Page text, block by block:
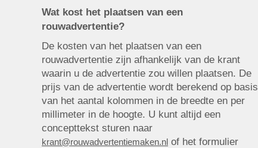
Wat kost het plaatsen van een
rouwadvertentie?
De kosten van het plaatsen van een
rouwadvertentie zijn afhankelijk van de krant
waarin u de advertentie zou willen plaatsen. De
prijs van de advertentie wordt berekend op basis
van het aantal kolommen in de breedte en per
millimeter in de hoogte. U kunt altijd een
concepttekst sturen naar
krant@rouwadvertentiemaken.nl of het formulier